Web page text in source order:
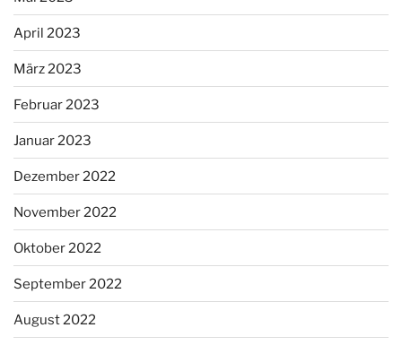
April 2023
März 2023
Februar 2023
Januar 2023
Dezember 2022
November 2022
Oktober 2022
September 2022
August 2022